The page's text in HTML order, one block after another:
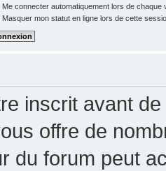
Me connecter automatiquement lors de chaque
Masquer mon statut en ligne lors de cette
inscrit avant
offre de
du forum peut